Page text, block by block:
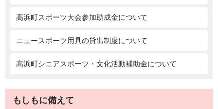
高浜町スポーツ大会参加助成金について
ニュースポーツ用具の貸出制度について
高浜町シニアスポーツ・文化活動補助金について
もしもに備えて